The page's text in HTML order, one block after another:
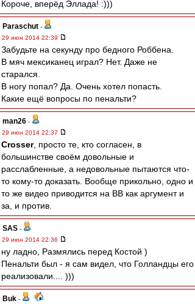
Короче, вперёд Эллада! :)))
Paraschut -
29 июн 2014 22:39
Забудьте на секунду про бедного Роббена.
В мяч мексиканец играл? Нет. Даже не
старался.
В ногу попал? Да. Очень хотел попасть.
Какие ещё вопросы по пенальти?
man26 -
29 июн 2014 22:37
Crosser, просто те, кто согласен, в
большинстве своём довольные и
расслабленные, а недовольные пытаются что-
то кому-то доказать. Вообще прикольно, одно и
то же видео приводится на ВВ как аргумент и
за, и против.
SAS -
29 июн 2014 22:36
ну ладно, Размялись перед Костой )
Пенальти был - я сам видел, что Голландцы его
реализовали.... )))
Buk -